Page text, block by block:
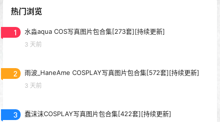
热门浏览
1 水淼aqua COS写真图片包合集[273套][持续更新]
3 天前
2 雨波_HaneAme COSPLAY写真图片包合集[572套][持续更新]
3 天前
3 蠢沫沫COSPLAY写真图片包合集[422套][持续更新]